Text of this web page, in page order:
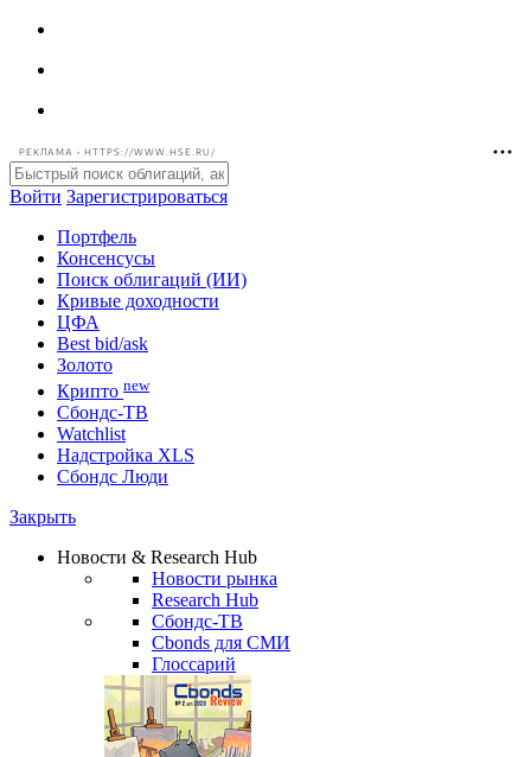
РЕКЛАМА • HTTPS://WWW.HSE.RU/
Войти Зарегистрироваться
Портфель
Консенсусы
Поиск облигаций (ИИ)
Кривые доходности
ЦФА
Best bid/ask
Золото
Крипто new
Watchlist
Сбондс Люди
Новости & Research Hub
Новости рынка
Research Hub
Сбондс-ТВ
Cbonds для СМИ
Глоссарий